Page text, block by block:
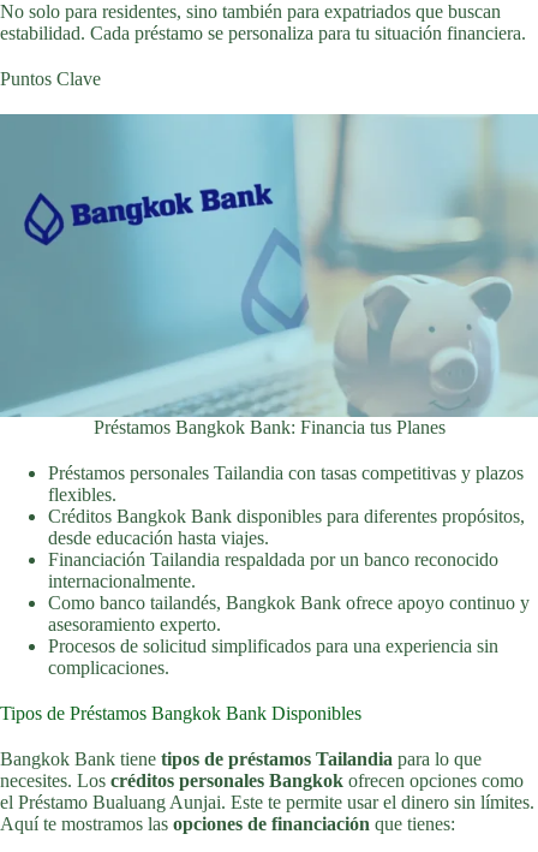
No solo para residentes, sino también para expatriados que buscan
estabilidad. Cada préstamo se personaliza para tu situación financiera.
Puntos Clave
Préstamos Bangkok Bank: Financia tus Planes
Préstamos personales Tailandia con tasas competitivas y plazos
flexibles.
Créditos Bangkok Bank disponibles para diferentes propósitos,
desde educación hasta viajes.
Financiación Tailandia respaldada por un banco reconocido
internacionalmente.
Como banco tailandés, Bangkok Bank ofrece apoyo continuo y
asesoramiento experto.
Procesos de solicitud simplificados para una experiencia sin
complicaciones.
Tipos de Préstamos Bangkok Bank Disponibles
Bangkok Bank tiene tipos de préstamos Tailandia para lo que
necesites. Los créditos personales Bangkok ofrecen opciones como
el Préstamo Bualuang Aunjai. Este te permite usar el dinero sin límites.
Aquí te mostramos las opciones de financiación que tienes: